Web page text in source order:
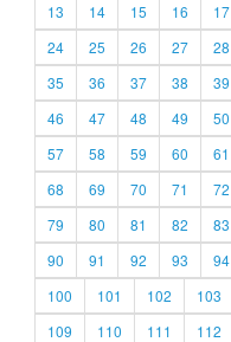
13
14 15 16 17
24
25 26 27 28
35
36 37 38 39
46
47 48 49 50
57
58 59 60 61
68
69 70 71 72
79
80 81 82 83
90
91 92 93 94
100
101 102 103
109
110 111 112